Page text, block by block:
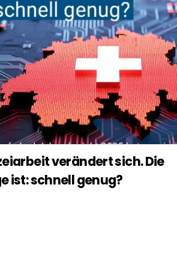
verändert sich. Die
ist: schnell genug?